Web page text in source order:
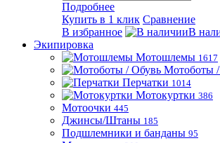
Подробнее
Купить в 1 клик Сравнение
В избранное
В
Экипировка
Мотошлемы 1617
Мотоботы
Перчатки 1014
Мотокуртки 386
Мотоочки 445
Джинсы/Штаны 185
Подшлемники и банданы 95